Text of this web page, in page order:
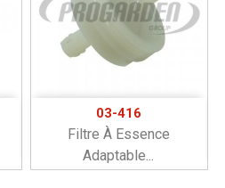
03-416
Filtre À Essence
Adaptable...